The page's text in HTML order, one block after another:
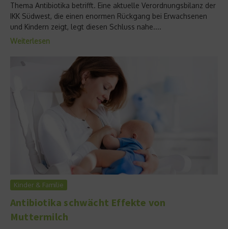
Thema Antibiotika betrifft. Eine aktuelle Verordnungsbilanz der
IKK Südwest, die einen enormen Rückgang bei Erwachsenen
und Kindern zeigt, legt diesen Schluss nahe....
Weiterlesen
Kinder & Familie
Antibiotika schwächt Effekte von
Muttermilch